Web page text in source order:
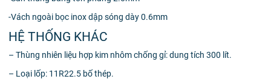
-Vách ngoài bọc inox dập sóng dày 0.6mm
HỆ THỐNG KHÁC
– Thùng nhiên liệu hợp kim nhôm chống gỉ: dung tích 300 lít.
– Loại lốp: 11R22.5 bố thép.